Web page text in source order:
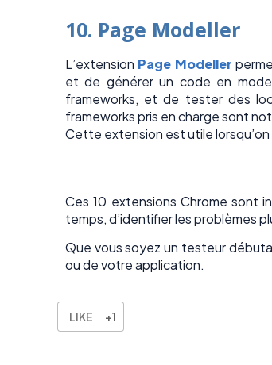
10. Page Modeller
L’extension Page Modeller
et de générer un code en
frameworks, et de tester des
frameworks pris en charge sont
Cette extension est utile
Ces 10 extensions Chrome sont
temps, d’identifier les problèmes
Que vous soyez un testeur
ou de votre application.
LIKE +1